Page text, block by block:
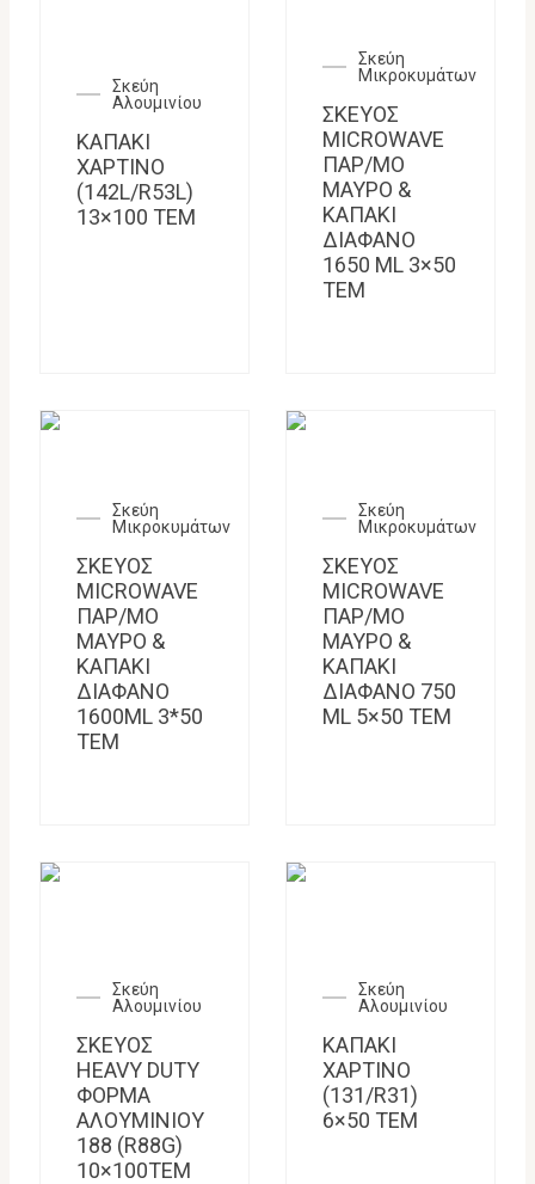
Σκεύη
Αλουμινίου
ΚΑΠΑΚΙ
ΧΑΡΤΙΝΟ
(142L/R53L)
13×100 ΤΕΜ
Σκεύη
Μικροκυμάτων
ΣΚΕΥΟΣ
MICROWAVE
ΠΑΡ/ΜΟ
ΜΑΥΡΟ &
ΚΑΠΑΚΙ
ΔΙΑΦΑΝΟ
1650 ML 3×50
TEM
Σκεύη
Μικροκυμάτων
ΣΚΕΥΟΣ
MICROWAVE
ΠΑΡ/ΜΟ
ΜΑΥΡΟ &
ΚΑΠΑΚΙ
ΔΙΑΦΑΝΟ
1600ML 3*50
TEM
Σκεύη
Μικροκυμάτων
ΣΚΕΥΟΣ
MICROWAVE
ΠΑΡ/ΜΟ
ΜΑΥΡΟ &
ΚΑΠΑΚΙ
ΔΙΑΦΑΝΟ 750
ML 5×50 TEM
Σκεύη
Αλουμινίου
ΣΚΕΥΟΣ
HEAVY DUTΥ
ΦΟΡΜΑ
ΑΛΟΥΜΙΝΙΟΥ
188 (R88G)
10×100ΤΕΜ
Σκεύη
Αλουμινίου
ΚΑΠΑΚΙ
ΧΑΡΤΙΝΟ
(131/R31)
6×50 TEM